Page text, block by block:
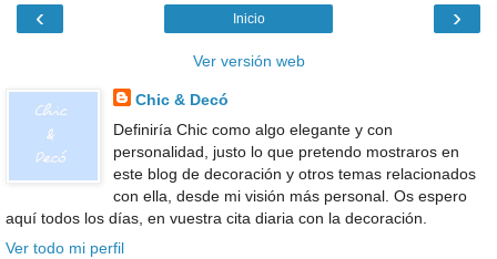
‹ ›
Inicio
Ver versión web
Chic & Decó
Definiría Chic como algo elegante y con
personalidad, justo lo que pretendo mostraros en
este blog de decoración y otros temas relacionados
con ella, desde mi visión más personal. Os espero
aquí todos los días, en vuestra cita diaria con la decoración.
Ver todo mi perfil